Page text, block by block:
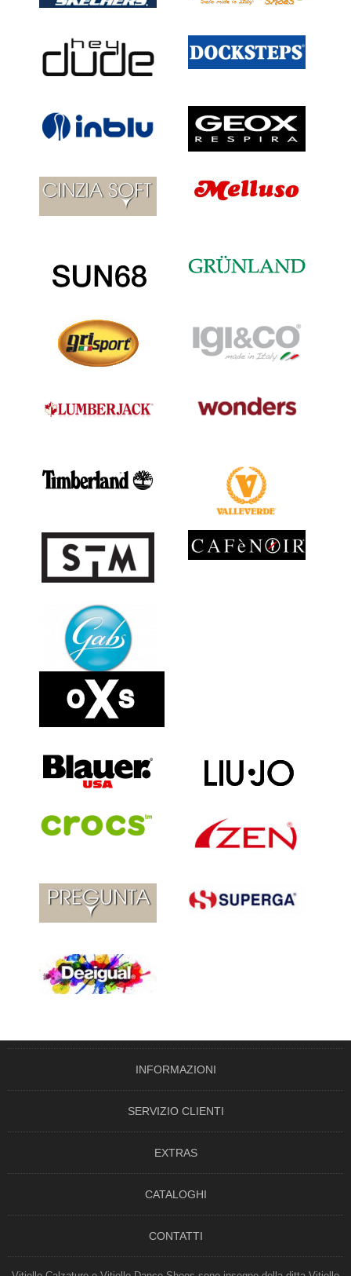
INFORMAZIONI
SERVIZIO CLIENTI
EXTRAS
CATALOGHI
CONTATTI